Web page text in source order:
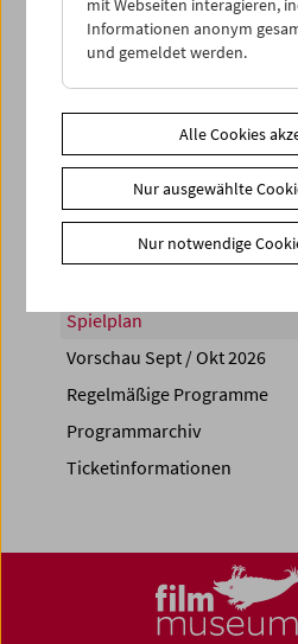
Share on
Spielplan
Vorschau Sept / Okt 2026
Regelmäßige Programme
Programmarchiv
Ticketinformationen
Informationen anonym
und gemeldet werden.
Alle Cookies
Nur ausgewählte
Nur notwendige